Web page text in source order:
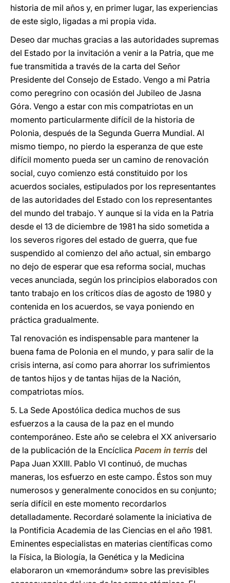
historia de mil años y, en primer lugar, las experiencias
de este siglo, ligadas a mi propia vida.
Deseo dar muchas gracias a las autoridades supremas
del Estado por la invitación a venir a la Patria, que me
fue transmitida a través de la carta del Señor
Presidente del Consejo de Estado. Vengo a mi Patria
como peregrino con ocasión del Jubileo de Jasna
Góra. Vengo a estar con mis compatriotas en un
momento particularmente difícil de la historia de
Polonia, después de la Segunda Guerra Mundial. Al
mismo tiempo, no pierdo la esperanza de que este
difícil momento pueda ser un camino de renovación
social, cuyo comienzo está constituido por los
acuerdos sociales, estipulados por los representantes
de las autoridades del Estado con los representantes
del mundo del trabajo. Y aunque si la vida en la Patria
desde el 13 de diciembre de 1981 ha sido sometida a
los severos rigores del estado de guerra, que fue
suspendido al comienzo del año actual, sin embargo
no dejo de esperar que esa reforma social, muchas
veces anunciada, según los principios elaborados con
tanto trabajo en los críticos días de agosto de 1980 y
contenida en los acuerdos, se vaya poniendo en
práctica gradualmente.
Tal renovación es indispensable para mantener la
buena fama de Polonia en el mundo, y para salir de la
crisis interna, así como para ahorrar los sufrimientos
de tantos hijos y de tantas hijas de la Nación,
compatriotas míos.
5. La Sede Apostólica dedica muchos de sus
esfuerzos a la causa de la paz en el mundo
contemporáneo. Este año se celebra el XX aniversario
de la publicación de la Encíclica Pacem in terris del
Papa Juan XXIII. Pablo VI continuó, de muchas
maneras, los esfuerzo en este campo. Éstos son muy
numerosos y generalmente conocidos en su conjunto;
sería difícil en este momento recordarlos
detalladamente. Recordaré solamente la iniciativa de
la Pontificia Academia de las Ciencias en el año 1981.
Eminentes especialistas en materias científicas como
la Física, la Biología, la Genética y la Medicina
elaboraron un «memorándum» sobre las previsibles